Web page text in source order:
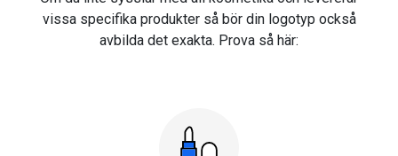
vissa specifika produkter så bör din logotyp också
avbilda det exakta. Prova så här: